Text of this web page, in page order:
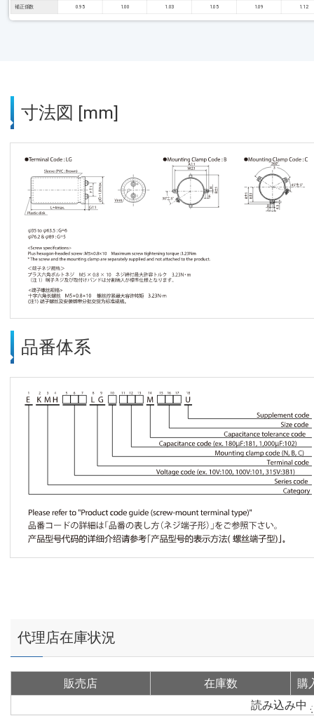
補正係数 0.95 1.00 1.03 1.05 1.09 1.12
寸法図 [mm]
品番体系
代理店在庫状況
販売店 在庫数
購
読み込み中